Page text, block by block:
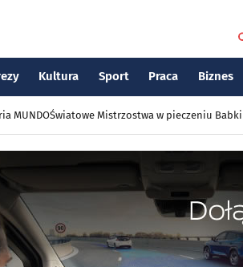
Kultura Sport Praca Biznes
MUNDOŚwiatowe Mistrzostwa w pieczeniu